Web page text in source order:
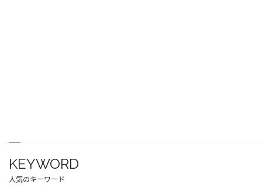
KEYWORD
人気のキーワード